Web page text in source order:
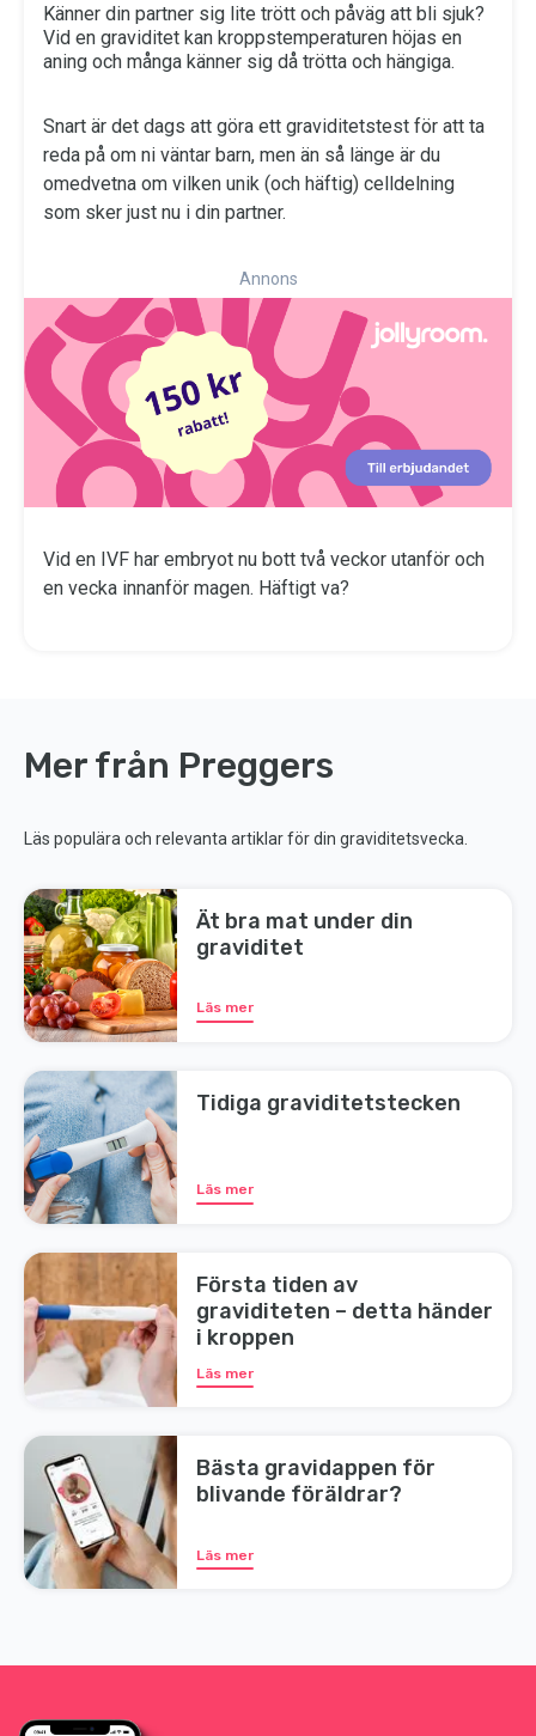
Känner din partner sig lite trött och påväg att bli sjuk?
Vid en graviditet kan kroppstemperaturen höjas en
aning och många känner sig då trötta och hängiga.
Snart är det dags att göra ett graviditetstest för att ta
reda på om ni väntar barn, men än så länge är du
omedvetna om vilken unik (och häftig) celldelning
som sker just nu i din partner.
Annons
Vid en IVF har embryot nu bott två veckor utanför och
en vecka innanför magen. Häftigt va?
Mer från Preggers
Läs populära och relevanta artiklar för din graviditetsvecka.
Ät bra mat under din
graviditet
Läs mer
Tidiga graviditetstecken
Läs mer
Första tiden av
graviditeten – detta händer
i kroppen
Läs mer
Bästa gravidappen för
blivande föräldrar?
Läs mer